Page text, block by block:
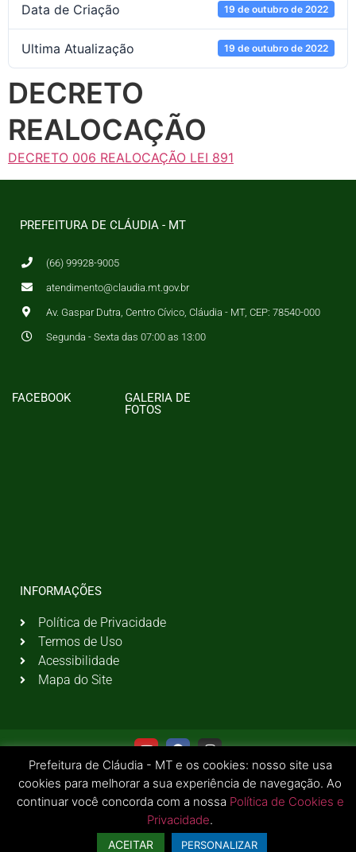
Data de Criação 19 de outubro de 2022
Ultima Atualização 19 de outubro de 2022
DECRETO
REALOCAÇÃO
DECRETO 006 REALOCAÇÃO LEI 891
PREFEITURA DE CLÁUDIA - MT
(66) 99928-9005
atendimento@claudia.mt.gov.br
Av. Gaspar Dutra, Centro Cívico, Cláudia - MT, CEP: 78540-000
Segunda - Sexta das 07:00 as 13:00
FACEBOOK
GALERIA DE
FOTOS
INFORMAÇÕES
Política de Privacidade
Termos de Uso
Acessibilidade
Mapa do Site
© 2026 Todos os Direitos Reservados | Prefeitura Municipal de Cláudia - MT
Prefeitura de Cláudia - MT e os cookies: nosso site usa
cookies para melhorar a sua experiência de navegação. Ao
continuar você concorda com a nossa Política de Cookies e
Privacidade.
ACEITAR PERSONALIZAR